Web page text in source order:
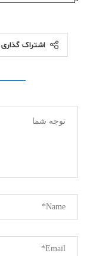
اشتراک گذاری